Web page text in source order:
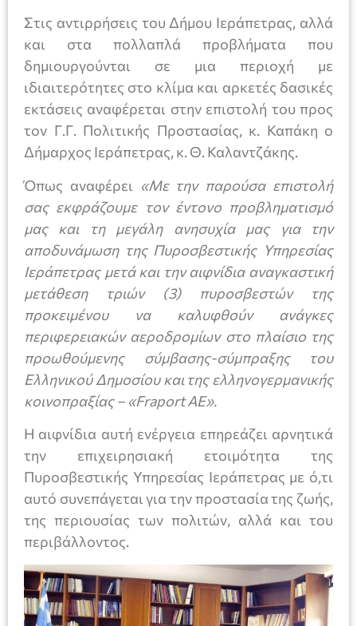
Στις αντιρρήσεις του Δήμου Ιεράπετρας, αλλά
και στα πολλαπλά προβλήματα που
δημιουργούνται σε μια περιοχή με
ιδιαιτερότητες στο κλίμα και αρκετές δασικές
εκτάσεις αναφέρεται στην επιστολή του προς
τον Γ.Γ. Πολιτικής Προστασίας, κ. Καπάκη ο
Δήμαρχος Ιεράπετρας, κ. Θ. Καλαντζάκης.
Όπως αναφέρει «Με την παρούσα επιστολή
σας εκφράζουμε τον έντονο προβληματισμό
μας και τη μεγάλη ανησυχία μας για την
αποδυνάμωση της Πυροσβεστικής Υπηρεσίας
Ιεράπετρας μετά και την αιφνίδια αναγκαστική
μετάθεση τριών (3) πυροσβεστών της
προκειμένου να καλυφθούν ανάγκες
περιφερειακών αεροδρομίων στο πλαίσιο της
προωθούμενης σύμβασης-σύμπραξης του
Ελληνικού Δημοσίου και της ελληνογερμανικής
κοινοπραξίας – «Fraport ΑΕ».
Η αιφνίδια αυτή ενέργεια επηρεάζει αρνητικά
την επιχειρησιακή ετοιμότητα της
Πυροσβεστικής Υπηρεσίας Ιεράπετρας με ό,τι
αυτό συνεπάγεται για την προστασία της ζωής,
της περιουσίας των πολιτών, αλλά και του
περιβάλλοντος.